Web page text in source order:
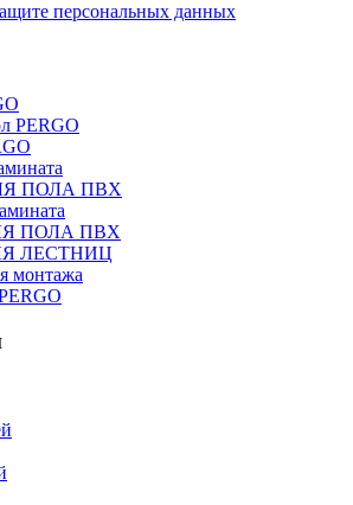
персональных данных
PERGO
ПОЛА ПВХ
ПОЛА ПВХ
ЛЕСТНИЦ
монтажа